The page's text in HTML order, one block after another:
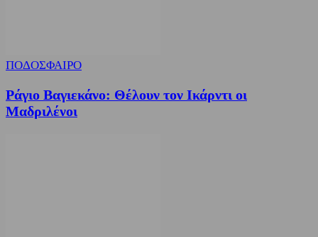
ΠΟΔΟΣΦΑΙΡΟ
Ράγιο Βαγιεκάνο: Θέλουν τον Ικάρντι οι
Μαδριλένοι